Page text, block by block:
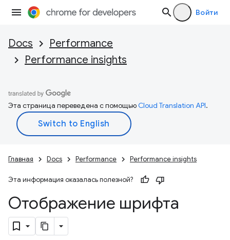
Войти
Docs
Performance
Performance insights
Эта страница переведена с помощьюCloud Translation API.
Главная Docs Performance Performance insights
Эта информация оказалась полезной?
Отображение шрифта